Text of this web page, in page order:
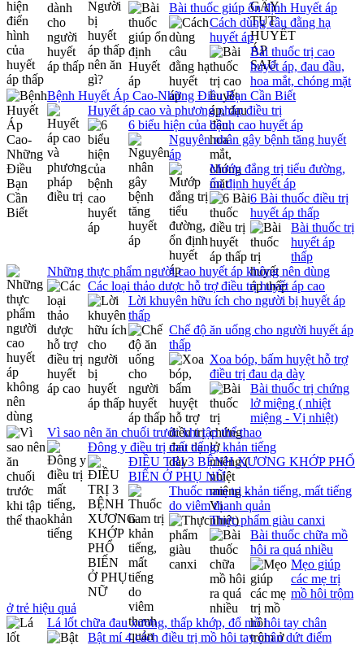
Bài thuốc giúp ổn định Huyết áp
Cách dùng câu đằng hạ
huyết áp
Bài thuốc trị cao
huyết áp, đau đầu,
hoa mắt, chóng mặt
Bệnh Huyết Áp Cao-Những Điều Bạn Cần Biết
Huyết áp cao và phương pháp điều trị
6 biểu hiện của bệnh cao huyết áp
Nguyên nhân gây bệnh tăng huyết
áp
Mướp đắng trị tiểu đường,
ổn định huyết áp
6 Bài thuốc điều trị
huyết áp thấp
Bài thuốc trị
huyết áp
thấp
Những thực phẩm người cao huyết áp không nên dùng
Các loại thảo dược hỗ trợ điều trị huyết áp cao
Lời khuyên hữu ích cho người bị huyết áp
thấp
Chế độ ăn uống cho người huyết áp
thấp
Xoa bóp, bấm huyệt hỗ trợ
điều trị đau dạ dày
Bài thuốc trị chứng
lở miệng ( nhiệt
miệng - Vị nhiệt)
Vì sao nên ăn chuối trước khi tập thể thao
Đông y điều trị mất tiếng, khản tiếng
ĐIỀU TRỊ 3 BỆNH XƯƠNG KHỚP PHỔ
BIẾN Ở PHỤ NỮ
Thuốc nam trị khản tiếng, mất tiếng
do viêm thanh quản
Thực phẩm giàu canxi
Bài thuốc chữa mồ
hôi ra quá nhiều
Mẹo giúp
các mẹ trị
mồ hôi trộm
ở trẻ hiệu quả
Lá lốt chữa đau xương, thấp khớp, đổ mồ hôi tay chân
Bật mí 4 cách điều trị mồ hôi tay chân dứt điểm